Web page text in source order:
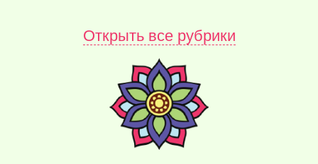
Открыть все рубрики